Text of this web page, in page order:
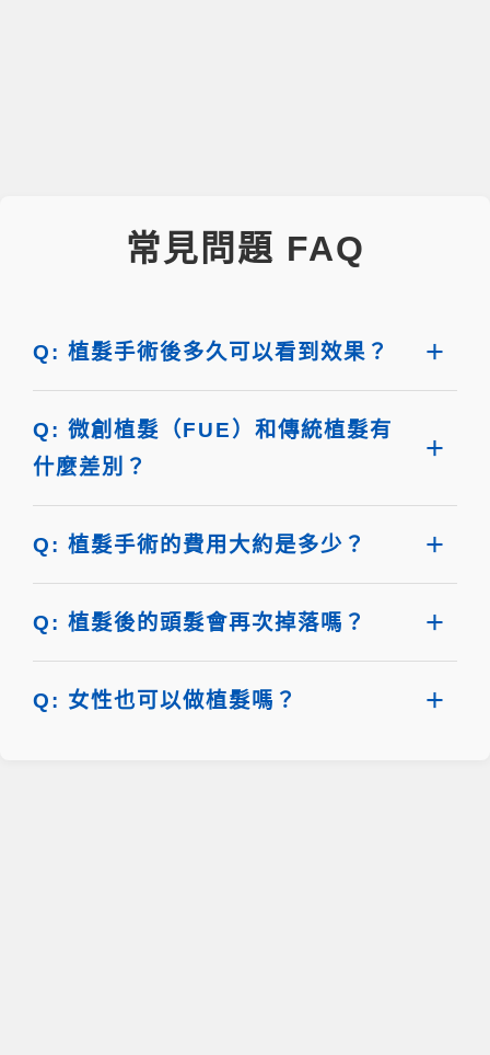
常見問題 FAQ
Q: 植髮手術後多久可以看到效果？
Q: 微創植髮（FUE）和傳統植髮有
什麼差別？
Q: 植髮手術的費用大約是多少？
Q: 植髮後的頭髮會再次掉落嗎？
Q: 女性也可以做植髮嗎？